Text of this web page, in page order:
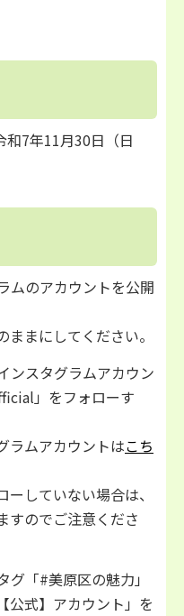
7年11月30日（日
ムのアカウントを公開
まにしてください。
ンスタグラムアカウン
」をフォローす
ラムアカウントはこち
していない場合は、
すのでご注意くださ
「#美原区の魅力」
公式】アカウント」を